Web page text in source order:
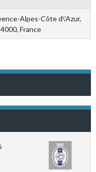
Alpes-Côte d\'Azur,
France